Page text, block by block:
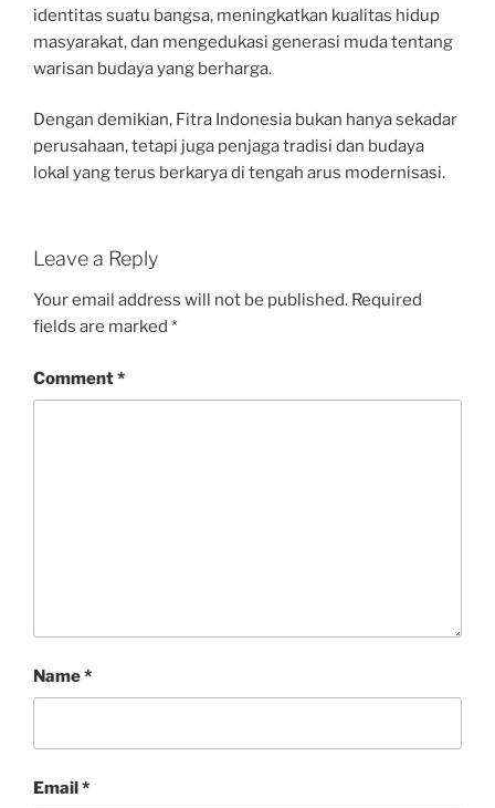
identitas suatu bangsa, meningkatkan kualitas hidup
masyarakat, dan mengedukasi generasi muda tentang
warisan budaya yang berharga.
Dengan demikian, Fitra Indonesia bukan hanya sekadar
perusahaan, tetapi juga penjaga tradisi dan budaya
lokal yang terus berkarya di tengah arus modernisasi.
Leave a Reply
Your email address will not be published. Required
fields are marked *
Comment*
Name*
Email*